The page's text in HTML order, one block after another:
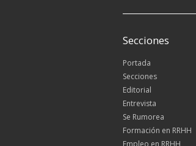
Secciones
Portada
Secciones
Editorial
Entrevista
Se Rumorea
Formación en RRHH